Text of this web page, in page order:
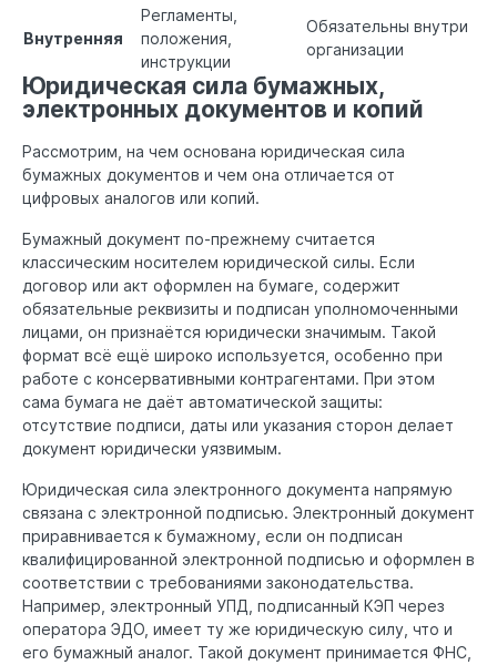
Внутренняя
Регламенты,
положения,
инструкции
Обязательны внутри
организации
Юридическая сила бумажных,
электронных документов и копий
Рассмотрим, на чем основана юридическая сила
бумажных документов и чем она отличается от
цифровых аналогов или копий.
Бумажный документ по-прежнему считается
классическим носителем юридической силы. Если
договор или акт оформлен на бумаге, содержит
обязательные реквизиты и подписан уполномоченными
лицами, он признаётся юридически значимым. Такой
формат всё ещё широко используется, особенно при
работе с консервативными контрагентами. При этом
сама бумага не даёт автоматической защиты:
отсутствие подписи, даты или указания сторон делает
документ юридически уязвимым.
Юридическая сила электронного документа напрямую
связана с электронной подписью. Электронный документ
приравнивается к бумажному, если он подписан
квалифицированной электронной подписью и оформлен в
соответствии с требованиями законодательства.
Например, электронный УПД, подписанный КЭП через
оператора ЭДО, имеет ту же юридическую силу, что и
его бумажный аналог. Такой документ принимается ФНС,